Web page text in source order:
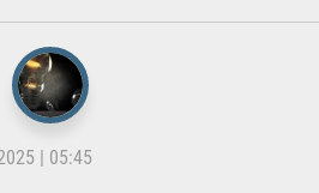
| 05:45